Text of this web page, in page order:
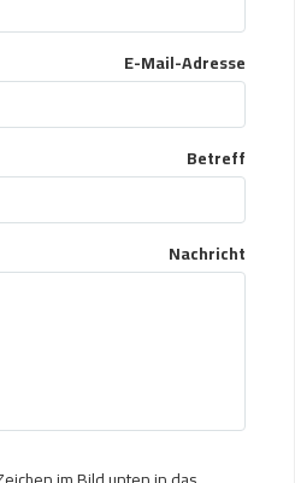
E-Mail-Adresse
Betreff
Nachricht